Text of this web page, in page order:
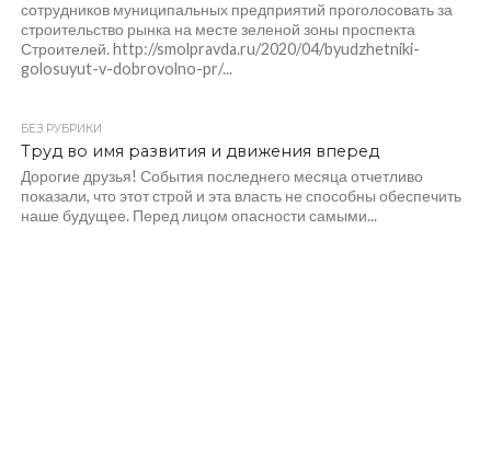
сотрудников муниципальных предприятий проголосовать за
строительство рынка на месте зеленой зоны проспекта
Строителей. http://smolpravda.ru/2020/04/byudzhetniki-
golosuyut-v-dobrovolno-pr/...
БЕЗ РУБРИКИ
Труд во имя развития и движения вперед
Дорогие друзья! События последнего месяца отчетливо
показали, что этот строй и эта власть не способны обеспечить
наше будущее. Перед лицом опасности самыми...